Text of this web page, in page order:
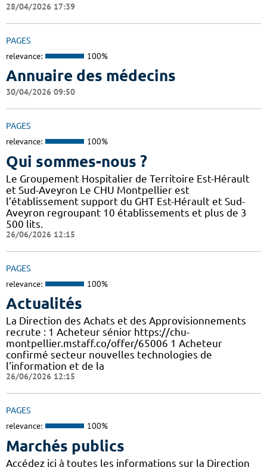
28/04/2026 17:39
PAGES
relevance: 100%
Annuaire des médecins
30/04/2026 09:50
PAGES
relevance: 100%
Qui sommes-nous ?
Le Groupement Hospitalier de Territoire Est-Hérault
et Sud-Aveyron Le CHU Montpellier est
l’établissement support du GHT Est-Hérault et Sud-
Aveyron regroupant 10 établissements et plus de 3
500 lits.
26/06/2026 12:15
PAGES
relevance: 100%
Actualités
La Direction des Achats et des Approvisionnements
recrute : 1 Acheteur sénior https://chu-
montpellier.mstaff.co/offer/65006 1 Acheteur
confirmé secteur nouvelles technologies de
l'information et de la
26/06/2026 12:15
PAGES
relevance: 100%
Marchés publics
Accédez ici à toutes les informations sur la Direction